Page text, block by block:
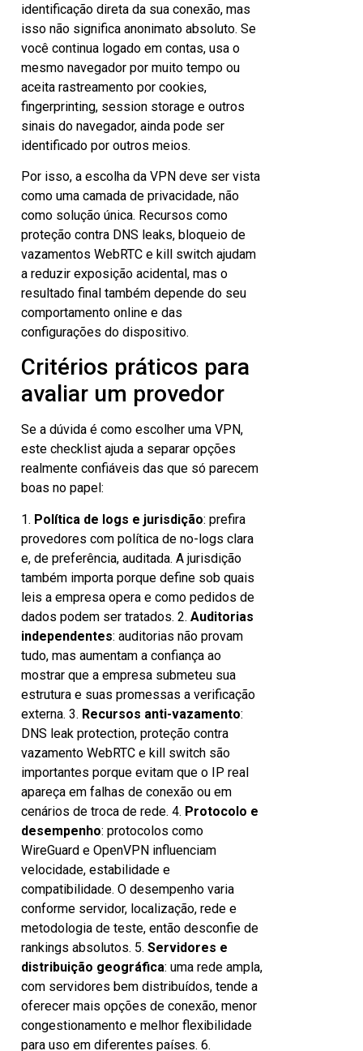
identificação direta da sua conexão, mas
isso não significa anonimato absoluto. Se
você continua logado em contas, usa o
mesmo navegador por muito tempo ou
aceita rastreamento por cookies,
fingerprinting, session storage e outros
sinais do navegador, ainda pode ser
identificado por outros meios.
Por isso, a escolha da VPN deve ser vista
como uma camada de privacidade, não
como solução única. Recursos como
proteção contra DNS leaks, bloqueio de
vazamentos WebRTC e kill switch ajudam
a reduzir exposição acidental, mas o
resultado final também depende do seu
comportamento online e das
configurações do dispositivo.
Critérios práticos para
avaliar um provedor
Se a dúvida é como escolher uma VPN,
este checklist ajuda a separar opções
realmente confiáveis das que só parecem
boas no papel:
1. Política de logs e jurisdição: prefira
provedores com política de no-logs clara
e, de preferência, auditada. A jurisdição
também importa porque define sob quais
leis a empresa opera e como pedidos de
dados podem ser tratados. 2. Auditorias
independentes: auditorias não provam
tudo, mas aumentam a confiança ao
mostrar que a empresa submeteu sua
estrutura e suas promessas a verificação
externa. 3. Recursos anti-vazamento:
DNS leak protection, proteção contra
vazamento WebRTC e kill switch são
importantes porque evitam que o IP real
apareça em falhas de conexão ou em
cenários de troca de rede. 4. Protocolo e
desempenho: protocolos como
WireGuard e OpenVPN influenciam
velocidade, estabilidade e
compatibilidade. O desempenho varia
conforme servidor, localização, rede e
metodologia de teste, então desconfie de
rankings absolutos. 5. Servidores e
distribuição geográfica: uma rede ampla,
com servidores bem distribuídos, tende a
oferecer mais opções de conexão, menor
congestionamento e melhor flexibilidade
para uso em diferentes países. 6.